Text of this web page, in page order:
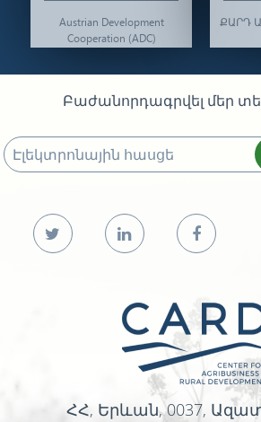
Austrian Development
Cooperation (ADC)
ՔԱՐԴ
Բաժանորդագրվել մեր
ՀՀ, Երևան, 0037,